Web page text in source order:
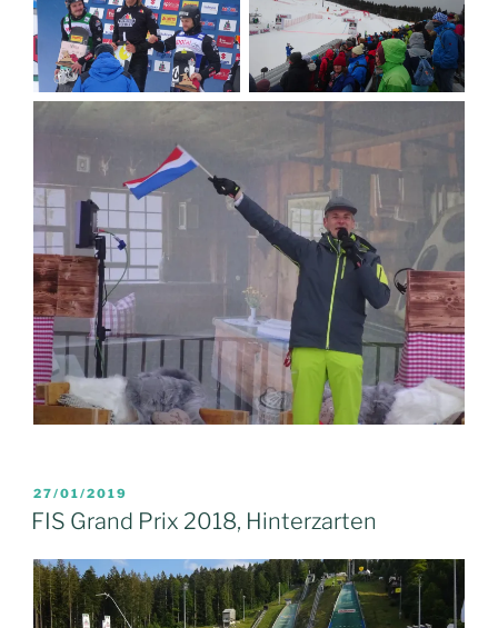
VERÖFFENTLICHT
AM
27/01/2019
FIS Grand Prix 2018, Hinterzarten